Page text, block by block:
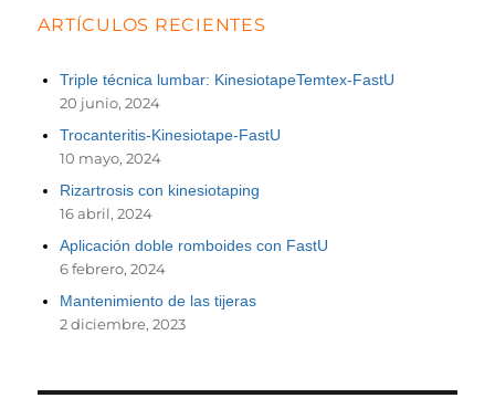
ARTÍCULOS RECIENTES
Triple técnica lumbar: KinesiotapeTemtex-FastU
20 junio, 2024
Trocanteritis-Kinesiotape-FastU
10 mayo, 2024
Rizartrosis con kinesiotaping
16 abril, 2024
Aplicación doble romboides con FastU
6 febrero, 2024
Mantenimiento de las tijeras
2 diciembre, 2023